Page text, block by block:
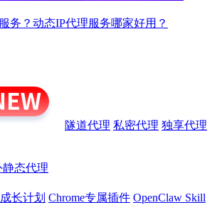
务？动态IP代理服务哪家好用？
隧道代理 私密代理 独享代理
静态代理
长计划 Chrome专属插件 OpenClaw Skill